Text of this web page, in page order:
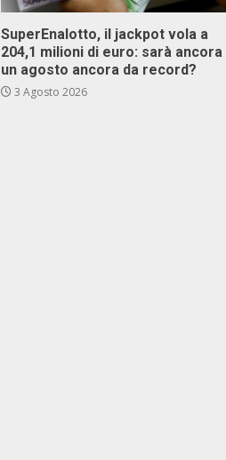
SuperEnalotto, il jackpot vola a
204,1 milioni di euro: sarà ancora
un agosto ancora da record?
3 Agosto 2026